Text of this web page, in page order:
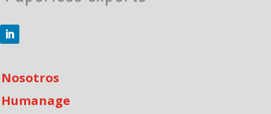
Nosotros
Humanage